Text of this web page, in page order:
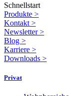
Schnellstart
Produkte >
Kontakt >
Newsletter>
Blog >
Karriere >
Downloads >
Privat